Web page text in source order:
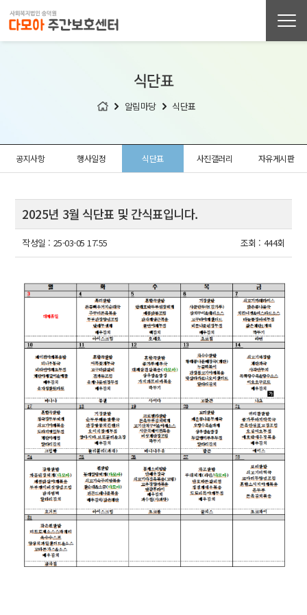
식단표
알림마당 식단표
공지사항 행사일정 식단표 사진갤러리 자유게시판
2025년 3월 식단표 및 간식표입니다.
작성일 : 25-03-05 17:55 조회 : 444회